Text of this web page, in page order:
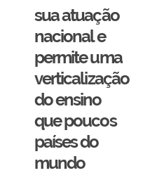
sua atuação
nacional e
permite uma
verticalização
do ensino
que poucos
países do
mundo